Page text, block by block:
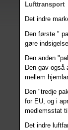
Lufttransport
Det indre
Den første "
gøre
Den anden
Den gav
mellem
Den "tredje
for EU, og i
medlemsstat
Det indre